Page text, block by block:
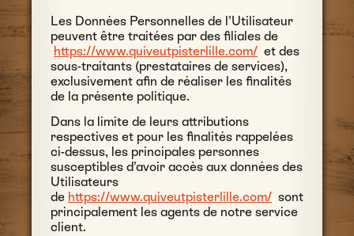
Les Données Personnelles de l’Utilisateur
peuvent être traitées par des filiales de
https://www.quiveutpisterlille.com/ et des
sous-traitants (prestataires de services),
exclusivement afin de réaliser les finalités
de la présente politique.
Dans la limite de leurs attributions
respectives et pour les finalités rappelées
ci-dessus, les principales personnes
susceptibles d’avoir accès aux données des
Utilisateurs
de https://www.quiveutpisterlille.com/ sont
principalement les agents de notre service
client.